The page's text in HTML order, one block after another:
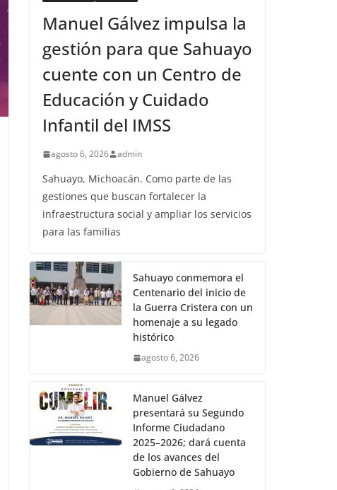
Manuel Gálvez impulsa la
gestión para que Sahuayo
cuente con un Centro de
Educación y Cuidado
Infantil del IMSS
agosto 6, 2026 admin
Sahuayo, Michoacán. Como parte de las
gestiones que buscan fortalecer la
infraestructura social y ampliar los servicios
para las familias
Sahuayo conmemora el
Centenario del inicio de
la Guerra Cristera con un
homenaje a su legado
histórico
agosto 6, 2026
Manuel Gálvez
presentará su Segundo
Informe Ciudadano
2025–2026; dará cuenta
de los avances del
Gobierno de Sahuayo